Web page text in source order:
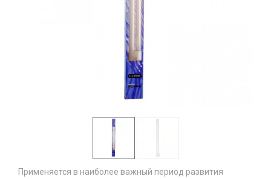
Применяется в наиболее важный период развития